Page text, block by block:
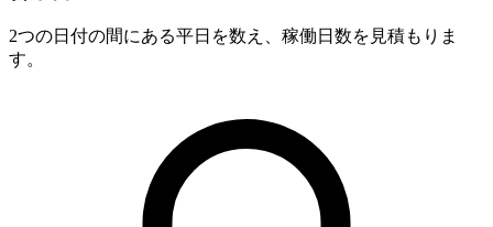
2つの日付の間にある平日を数え、稼働日数を見積もりま
す。